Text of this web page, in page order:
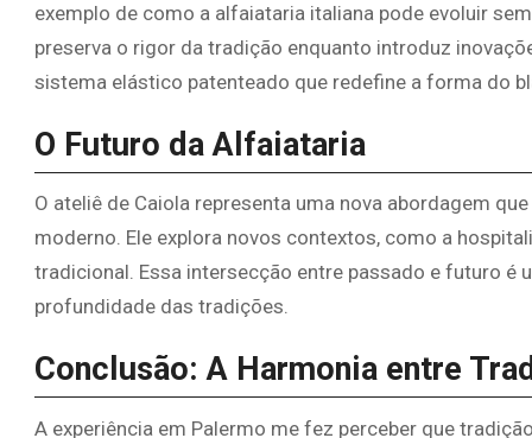
exemplo de como a alfaiataria italiana pode evoluir
preserva o rigor da tradição enquanto introduz
sistema elástico patenteado que redefine a forma do
O Futuro da Alfaiataria
O ateliê de Caiola representa uma nova abordagem
moderno. Ele explora novos contextos, como a
tradicional. Essa intersecção entre passado e futuro é
profundidade das tradições.
Conclusão: A Harmonia entre
A experiência em Palermo me fez perceber que